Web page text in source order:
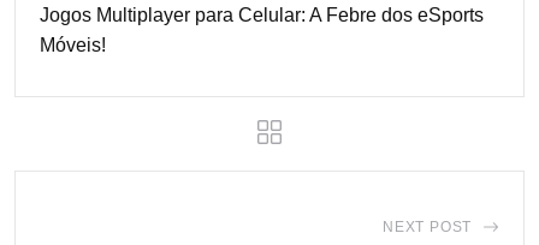
Jogos Multiplayer para Celular: A Febre dos eSports
Móveis!
NEXT POST